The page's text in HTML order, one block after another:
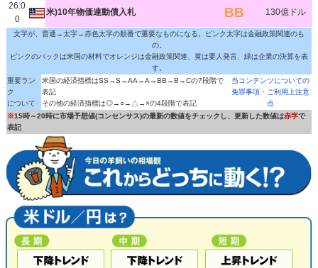
26:0
0
米)10年物価連動債入札 BB 130億ドル
文字が、普通→太字→赤色太字の順番で重要なものになる。ピンク太字は金融政策関連のも
の。
ピンクのバックは米国の材料でオレンジは金融政策関連、黄は要人発言、緑は企業の決算を表
す。
重要ラン
ク
について
米国の経済指標はSS→S→AA→A→BB→B→Cの7段階で
表記
その他の経済指標は◎→○→△→×の4段階で表記
当コンテンツについての
免罪事項・ご利用上注意
点
※15時～20時に市場予想値(コンセンサス)の最新の数値をチェックし、更新した数値は赤字で
表記